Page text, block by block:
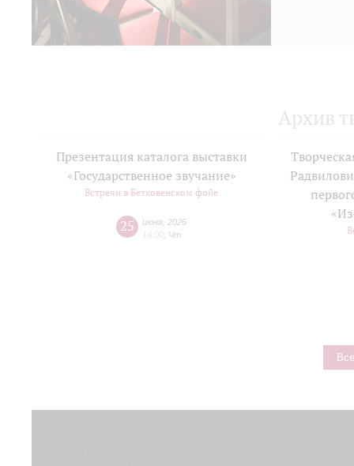
Архив
Презентация каталога выставки
«Государственное звучание»
Встречи в Бетховенском фойе
25 июня 2026
14:00 Чт